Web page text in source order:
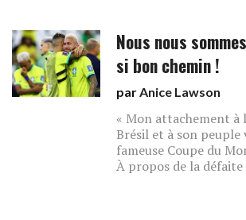
Nous nous
si bon chemin !
parAnice Lawson
« Mon attachement à
Brésil et à son peuple
fameuse Coupe du
À propos de la défaite